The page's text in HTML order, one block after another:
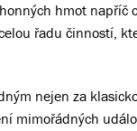
hmot
řadu činností,
nejen za
mimořádných